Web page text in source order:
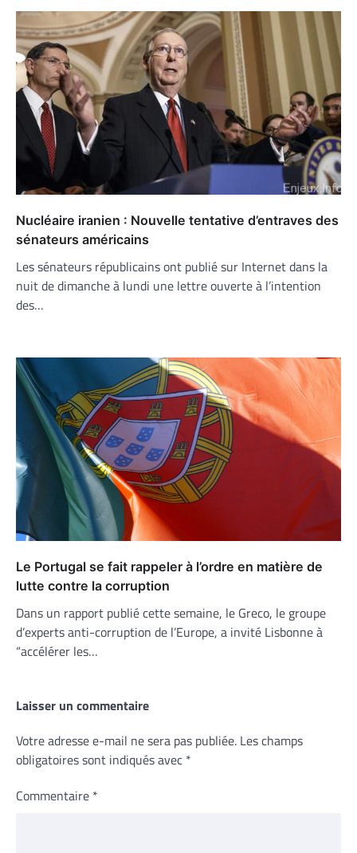
Nucléaire iranien : Nouvelle tentative d’entraves des
sénateurs américains
Les sénateurs républicains ont publié sur Internet dans la
nuit de dimanche à lundi une lettre ouverte à l’intention
des…
Le Portugal se fait rappeler à l’ordre en matière de
lutte contre la corruption
Dans un rapport publié cette semaine, le Greco, le groupe
d’experts anti-corruption de l’Europe, a invité Lisbonne à
“accélérer les…
Laisser un commentaire
Votre adresse e-mail ne sera pas publiée. Les champs
obligatoires sont indiqués avec *
Commentaire *